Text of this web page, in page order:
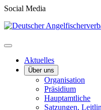
Social Media
Aktuelles
Über uns
Organisation
Präsidium
Hauptamtliche
Satzungen,